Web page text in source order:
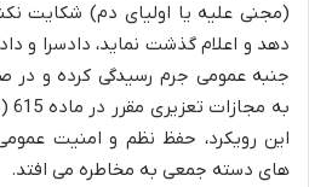
(مجنی علیه یا اولیای دم) شکایت
دهد و اعلام گذشت نماید، دادسرا و
جنبه عمومی جرم رسیدگی کرده و در
به
این رویکرد، حفظ نظم و امنیت
های دسته جمعی به مخاطره می افتد.